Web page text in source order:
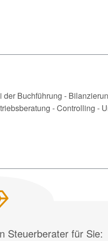
Buchführung -
- Controlling -
Steuerberater für Sie: